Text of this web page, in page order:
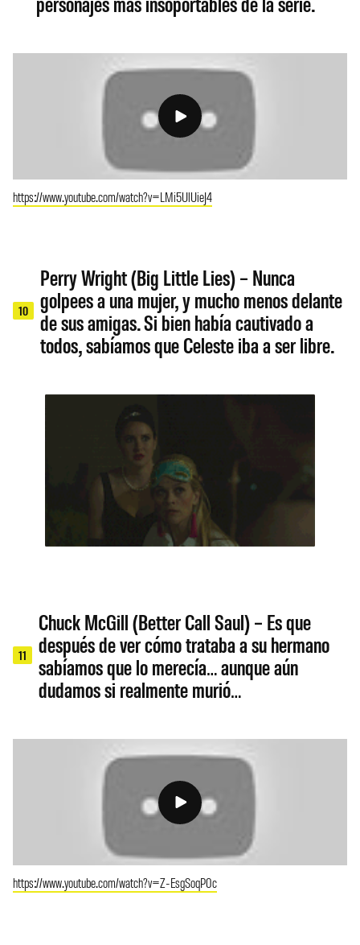
https://www.youtube.com/watch?v=LMi5UlUieJ4
10
Perry Wright (Big Little Lies) – Nunca
golpees a una mujer, y mucho menos delante
de sus amigas. Si bien había cautivado a
todos, sabíamos que Celeste iba a ser libre.
11
Chuck McGill (Better Call Saul) – Es que
después de ver cómo trataba a su hermano
sabíamos que lo merecía… aunque aún
dudamos si realmente murió…
https://www.youtube.com/watch?v=Z-EsgSoqP0c